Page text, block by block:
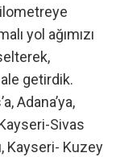
yol ağımızı
getirdik.
Adana’ya,
Sivas
Kayseri- Kuzey